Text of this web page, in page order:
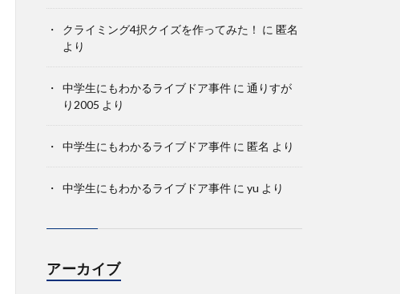
クライミング4択クイズを作ってみた！ に 匿名
より
中学生にもわかるライブドア事件 に 通りすが
り2005 より
中学生にもわかるライブドア事件 に 匿名 より
中学生にもわかるライブドア事件 に yu より
アーカイブ